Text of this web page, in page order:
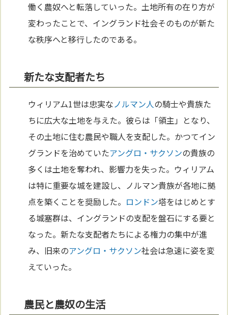
働く農奴へと転落していった。土地所有の在り方が
変わったことで、イングランド社会そのものが新た
な秩序へと移行したのである。
新たな支配者たち
ウィリアム1世は忠実なノルマン人の騎士や貴族た
ちに広大な土地を与えた。彼らは「領主」となり、
その土地に住む農民や職人を支配した。かつてイン
グランドを治めていたアングロ・サクソンの貴族の
多くは土地を奪われ、影響力を失った。ウィリアム
は特に重要な城を建設し、ノルマン貴族が各地に拠
点を築くことを奨励した。 ロンドン塔をはじめとす
る城塞群は、イングランドの支配を盤石にする要と
なった。新たな支配者たちによる権力の集中が進
み、旧来のアングロ・サクソン社会は急速に姿を変
えていった。
農民と農奴の生活